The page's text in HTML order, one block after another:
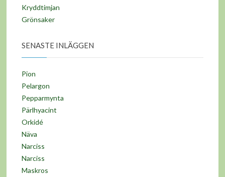
Kryddtimjan
Grönsaker
SENASTE INLÄGGEN
Pion
Pelargon
Pepparmynta
Pärlhyacint
Orkidé
Näva
Narciss
Narciss
Maskros